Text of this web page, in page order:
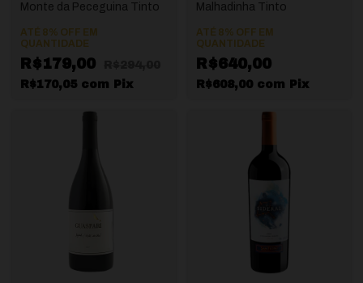
Monte da Peceguina Tinto
ATÉ 8% OFF EM
QUANTIDADE
R$179,00
R$170,05 com Pix
Malhadinha Tinto
ATÉ 8% OFF EM
QUANTIDADE
R$640,00
R$608,00 com Pix